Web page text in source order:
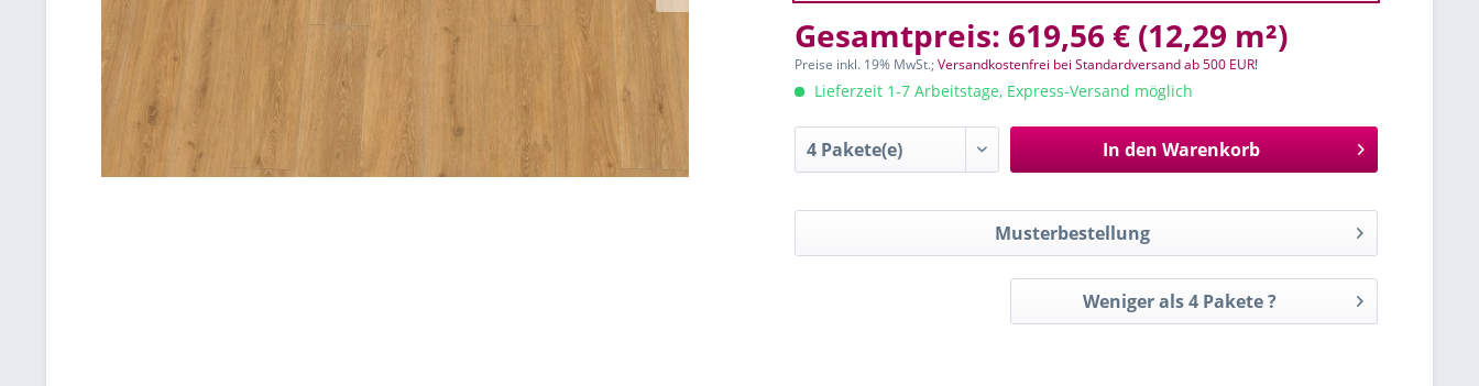
Gesamtpreis: 619,56 € (12,29 m²)
Preise inkl. 19% MwSt.;Versandkostenfrei bei Standardversand ab 500 EUR!
Lieferzeit 1-7 Arbeitstage, Express-Versand möglich
In den Warenkorb
Musterbestellung
Weniger als 4 Pakete ?